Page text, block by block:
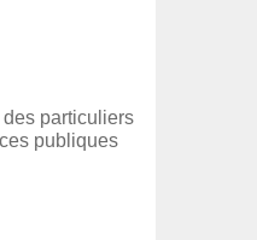
particuliers
publiques